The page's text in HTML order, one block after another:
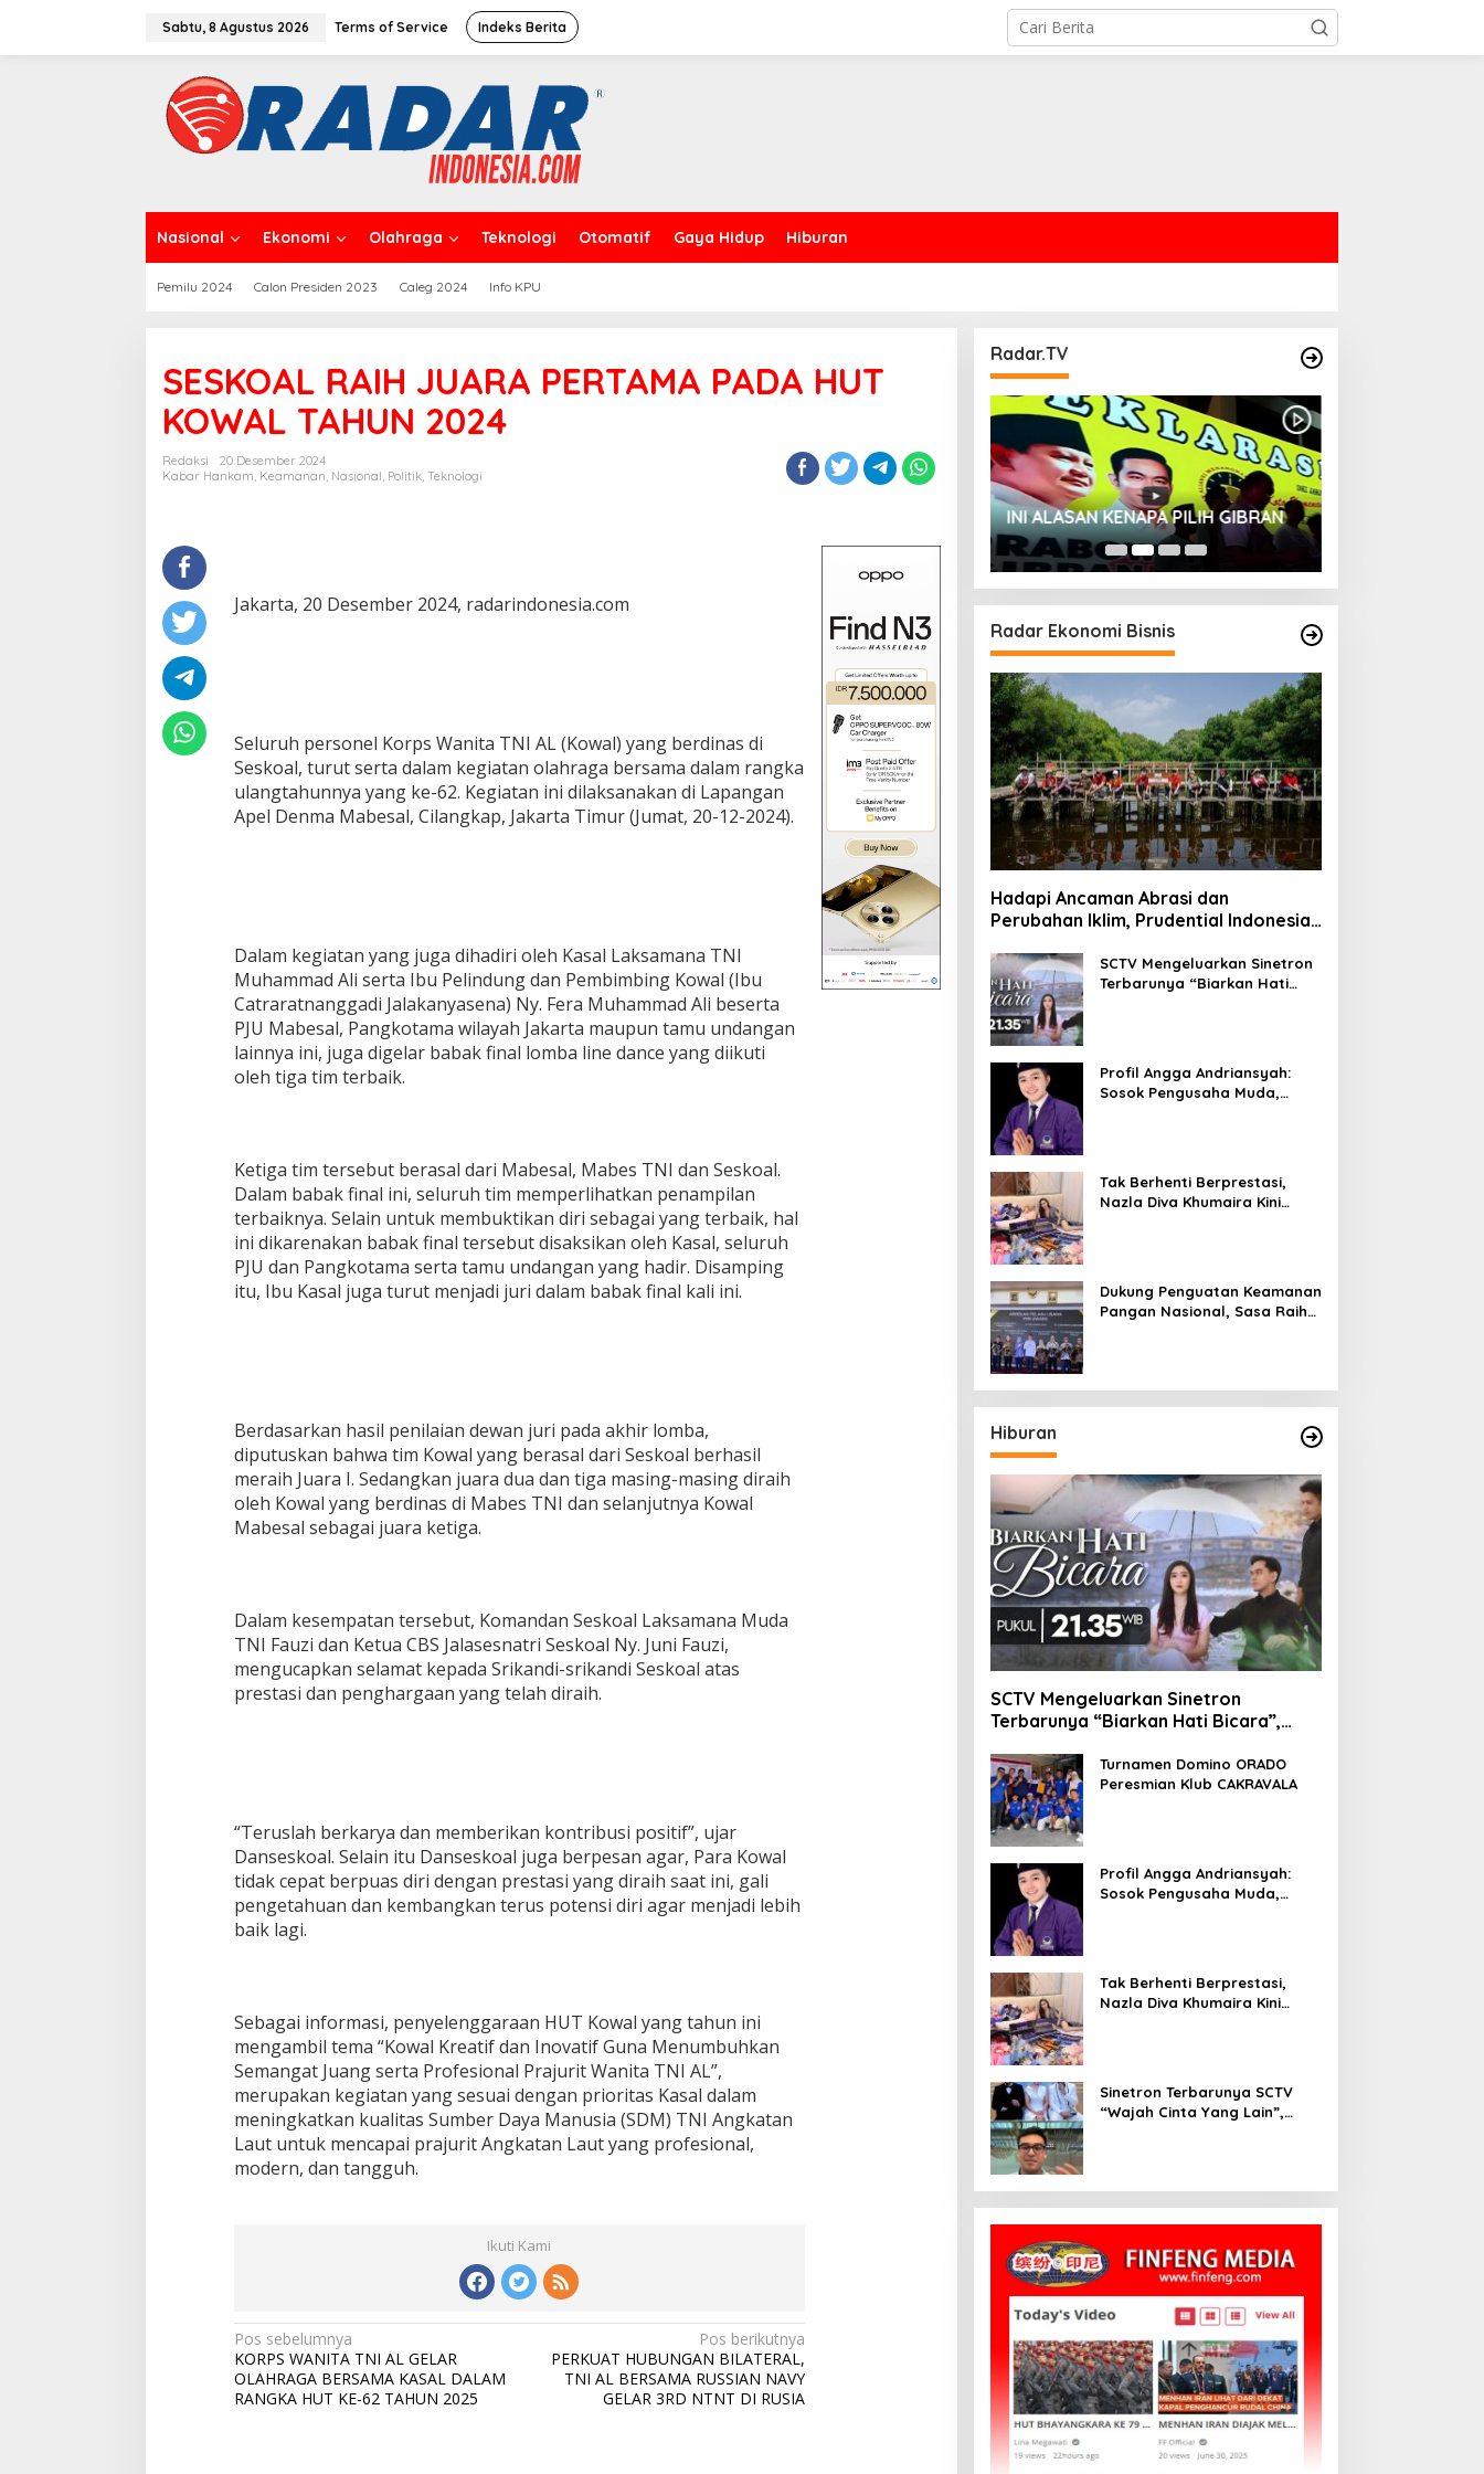
Sabtu, 8 Agustus 2026 Terms of Service Indeks Berita
Nasional Ekonomi Olahraga Teknologi Otomatif Gaya Hidup Hiburan
Pemilu 2024 Calon Presiden 2023 Caleg 2024 Info KPU
SESKOAL RAIH JUARA PERTAMA PADA HUT
KOWAL TAHUN 2024
Redaksi
20 Desember 2024
Kabar Hankam, Keamanan, Nasional, Politik, Teknologi
Jakarta, 20 Desember 2024, radarindonesia.com
Seluruh personel Korps Wanita TNI AL (Kowal) yang berdinas di
Seskoal, turut serta dalam kegiatan olahraga bersama dalam rangka
ulangtahunnya yang ke-62. Kegiatan ini dilaksanakan di Lapangan
Apel Denma Mabesal, Cilangkap, Jakarta Timur (Jumat, 20-12-2024).
Dalam kegiatan yang juga dihadiri oleh Kasal Laksamana TNI
Muhammad Ali serta Ibu Pelindung dan Pembimbing Kowal (Ibu
Catraratnanggadi Jalakanyasena) Ny. Fera Muhammad Ali beserta
PJU Mabesal, Pangkotama wilayah Jakarta maupun tamu undangan
lainnya ini, juga digelar babak final lomba line dance yang diikuti
oleh tiga tim terbaik.
Ketiga tim tersebut berasal dari Mabesal, Mabes TNI dan Seskoal.
Dalam babak final ini, seluruh tim memperlihatkan penampilan
terbaiknya. Selain untuk membuktikan diri sebagai yang terbaik, hal
ini dikarenakan babak final tersebut disaksikan oleh Kasal, seluruh
PJU dan Pangkotama serta tamu undangan yang hadir. Disamping
itu, Ibu Kasal juga turut menjadi juri dalam babak final kali ini.
Berdasarkan hasil penilaian dewan juri pada akhir lomba,
diputuskan bahwa tim Kowal yang berasal dari Seskoal berhasil
meraih Juara I. Sedangkan juara dua dan tiga masing-masing diraih
oleh Kowal yang berdinas di Mabes TNI dan selanjutnya Kowal
Mabesal sebagai juara ketiga.
Dalam kesempatan tersebut, Komandan Seskoal Laksamana Muda
TNI Fauzi dan Ketua CBS Jalasesnatri Seskoal Ny. Juni Fauzi,
mengucapkan selamat kepada Srikandi-srikandi Seskoal atas
prestasi dan penghargaan yang telah diraih.
“Teruslah berkarya dan memberikan kontribusi positif”, ujar
Danseskoal. Selain itu Danseskoal juga berpesan agar, Para Kowal
tidak cepat berpuas diri dengan prestasi yang diraih saat ini, gali
pengetahuan dan kembangkan terus potensi diri agar menjadi lebih
baik lagi.
Sebagai informasi, penyelenggaraan HUT Kowal yang tahun ini
mengambil tema “Kowal Kreatif dan Inovatif Guna Menumbuhkan
Semangat Juang serta Profesional Prajurit Wanita TNI AL”,
merupakan kegiatan yang sesuai dengan prioritas Kasal dalam
meningkatkan kualitas Sumber Daya Manusia (SDM) TNI Angkatan
Laut untuk mencapai prajurit Angkatan Laut yang profesional,
modern, dan tangguh.
Ikuti Kami
N
a
v
Pos sebelumnya
KORPS WANITA TNI AL GELAR
OLAHRAGA BERSAMA KASAL DALAM
RANGKA HUT KE-62 TAHUN 2025
Pos berikutnya
PERKUAT HUBUNGAN BILATERAL,
TNI AL BERSAMA RUSSIAN NAVY
GELAR 3RD NTNT DI RUSIA
Radar.TV
INI ALASAN KENAPA PILIH GIBRAN
Radar Ekonomi Bisnis
Hadapi Ancaman Abrasi dan
Perubahan Iklim, Prudential Indonesia
Jakarta
SCTV Mengeluarkan Sinetron
Terbarunya “Biarkan Hati
Profil Angga Andriansyah:
Sosok Pengusaha Muda,
Tak Berhenti Berprestasi,
Nazla Diva Khumaira Kini
Dukung Penguatan Keamanan
Pangan Nasional, Sasa Raih
Hiburan
SCTV Mengeluarkan Sinetron
Terbarunya “Biarkan Hati Bicara”,
Azof, Rendi JohnTurnamen Domino ORADO
Peresmian Klub CAKRAVALA
Profil Angga Andriansyah:
Sosok Pengusaha Muda,
Tak Berhenti Berprestasi,
Nazla Diva Khumaira Kini
Sinetron Terbarunya SCTV
“Wajah Cinta Yang Lain”,